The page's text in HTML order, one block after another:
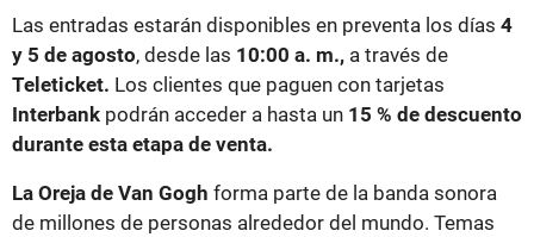
Las entradas estarán disponibles en preventa los días 4
y 5 de agosto, desde las 10:00 a. m., a través de
Teleticket. Los clientes que paguen con tarjetas
Interbank podrán acceder a hasta un 15 % de descuento
durante esta etapa de venta.
La Oreja de Van Gogh forma parte de la banda sonora
de millones de personas alrededor del mundo. Temas